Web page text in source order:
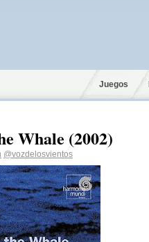
Juegos
Whale (2002)
@vozdelosvientos